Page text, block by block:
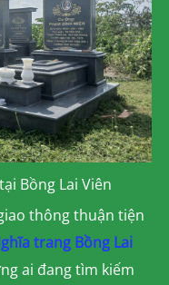
Bồng Lai Viên
thông thuận tiện
trang Bồng Lai
ai đang tìm kiếm